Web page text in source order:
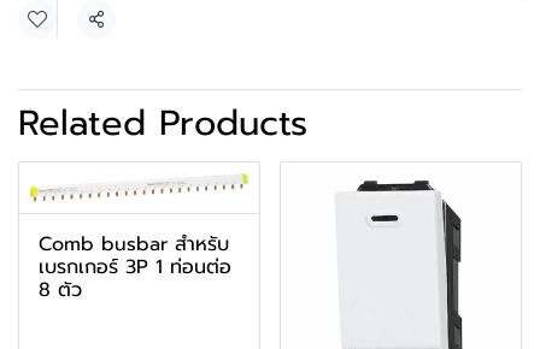
Share
Related Products
Comb busbar สำหรับ
เบรกเกอร์ 3P 1 ท่อนต่อ
8 ตัว